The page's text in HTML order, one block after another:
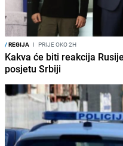
/REGIJA I PRIJE OKO 2H
Kakva će biti reakcija
posjetu Srbiji